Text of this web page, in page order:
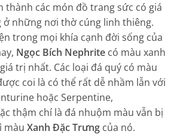
thành các món đồ trang sức có giá
những nơi thờ cúng linh thiêng.
trong mọi khía cạnh đời sống của
Ngọc Bích Nephrite có màu xanh
trị nhất. Các loại đá quý có màu
coi là có thể rất dễ nhầm lẫn với
hoặc Serpentine,
thậm chí là đá nhuộm màu vẫn bị
màu Xanh Đặc Trưng của nó.